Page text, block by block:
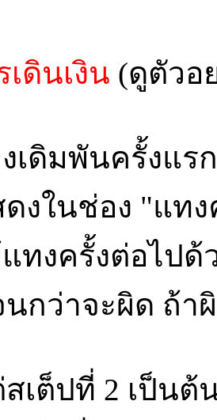
ดินเงิน (ดูตัวอ
งเดิมพันครั้งแ
ดงในช่อง "แท
แทงครั้งต่อไป
นกว่าจะผิด ถ้า
เต็ปที่ 2 เป็นต้